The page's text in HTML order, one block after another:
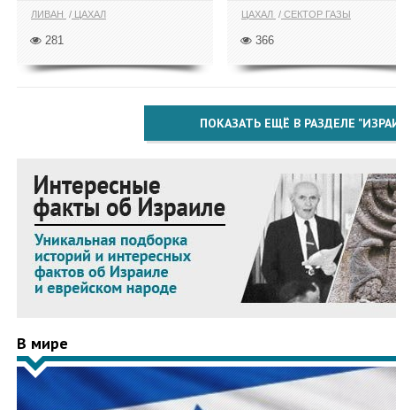
ЛИВАН ЦАХАЛ
281
ЦАХАЛ СЕКТОР ГАЗЫ
366
ПОКАЗАТЬ ЕЩЁ В РАЗДЕЛЕ
В мире